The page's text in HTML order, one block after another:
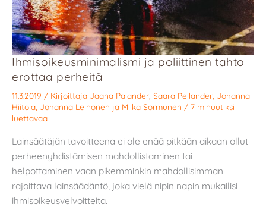
Ihmisoikeusminimalismi ja poliittinen tahto
erottaa perheitä
11.3.2019 / Kirjoittaja Jaana Palander Saara Pellander Johanna
Hiitola Johanna Leinonen ja Milka Sormunen / 7 minuutiksi
luettavaa
Lainsäätäjän tavoitteena ei ole enää pitkään aikaan ollut
perheenyhdistämisen mahdollistaminen tai
helpottaminen vaan pikemminkin mahdollisimman
rajoittava lainsäädäntö, joka vielä nipin napin mukailisi
ihmisoikeusvelvoitteita.